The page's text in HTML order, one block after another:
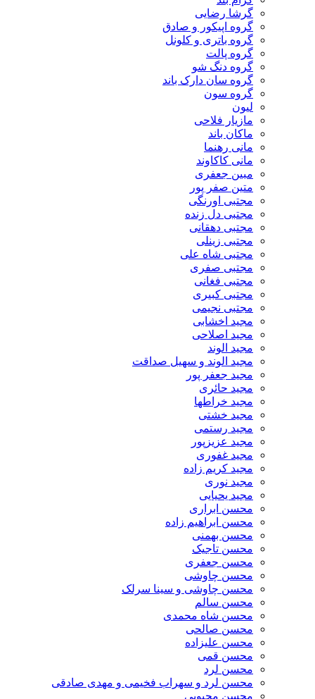
گرشا رضایی
گروه اپیکور و صادق
گروه باتری و کلونل
گروه پالت
گروه دنگ شو
گروه سان دارک باند
گروه سون
لیون
مازیار فلاحی
ماکان باند
مانی رهنما
مانی کاکاوند
مبین جعفری
متین صفر پور
مجتبی اورنگی
مجتبی دل زنده
مجتبی دهقانی
مجتبی زینلی
مجتبی شاه علی
مجتبی صفری
مجتبی فغانی
مجتبی کبیری
مجتبی نجیمی
مجید اخشابی
مجید اصلاحی
مجید الوند‎
مجید الوند و سهیل صداقت
مجید جعفر پور
مجید حائری
مجید خراطها
مجید خشتی
مجید رستمی
مجید عزیزپور
مجید غفوری
مجید کریم زاده
مجید نوری
مجید یحیایی
محسن ابراری
محسن ابراهیم زاده
محسن بهمنی
محسن تاجیک
محسن جعفری
محسن چاوشی
محسن چاوشی و سینا سرلک
محسن سالم
محسن شاه محمدی
محسن صالحی
محسن علیزاده
محسن قمی
محسن لرد
محسن لرد و سهراب فخیمی و مهدی صادقی
محسن محبوبی